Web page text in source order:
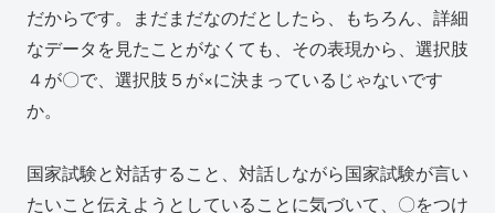
だからです。まだまだなのだとしたら、もちろん、詳細
なデータを見たことがなくても、その表現から、選択肢
４が〇で、選択肢５が×に決まっているじゃないです
か。
国家試験と対話すること、対話しながら国家試験が言い
たいこと伝えようとしていることに気づいて、〇をつけ